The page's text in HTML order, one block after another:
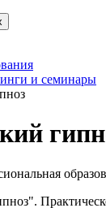
и семинары